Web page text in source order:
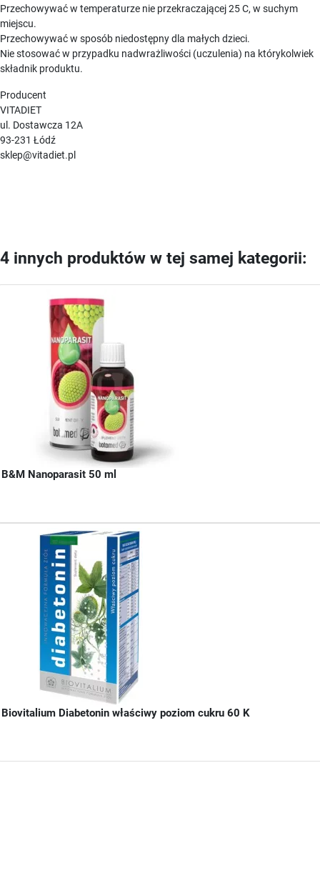
Przechowywać w temperaturze nie przekraczającej 25 C, w suchym
miejscu.
Przechowywać w sposób niedostępny dla małych dzieci.
Nie stosować w przypadku nadwrażliwości (uczulenia) na którykolwiek
składnik produktu.
Producent
VITADIET
ul. Dostawcza 12A
93-231 Łódź
sklep@vitadiet.pl
4 innych produktów w tej samej kategorii:
B&M Nanoparasit 50 ml
Biovitalium Diabetonin właściwy poziom cukru 60 K